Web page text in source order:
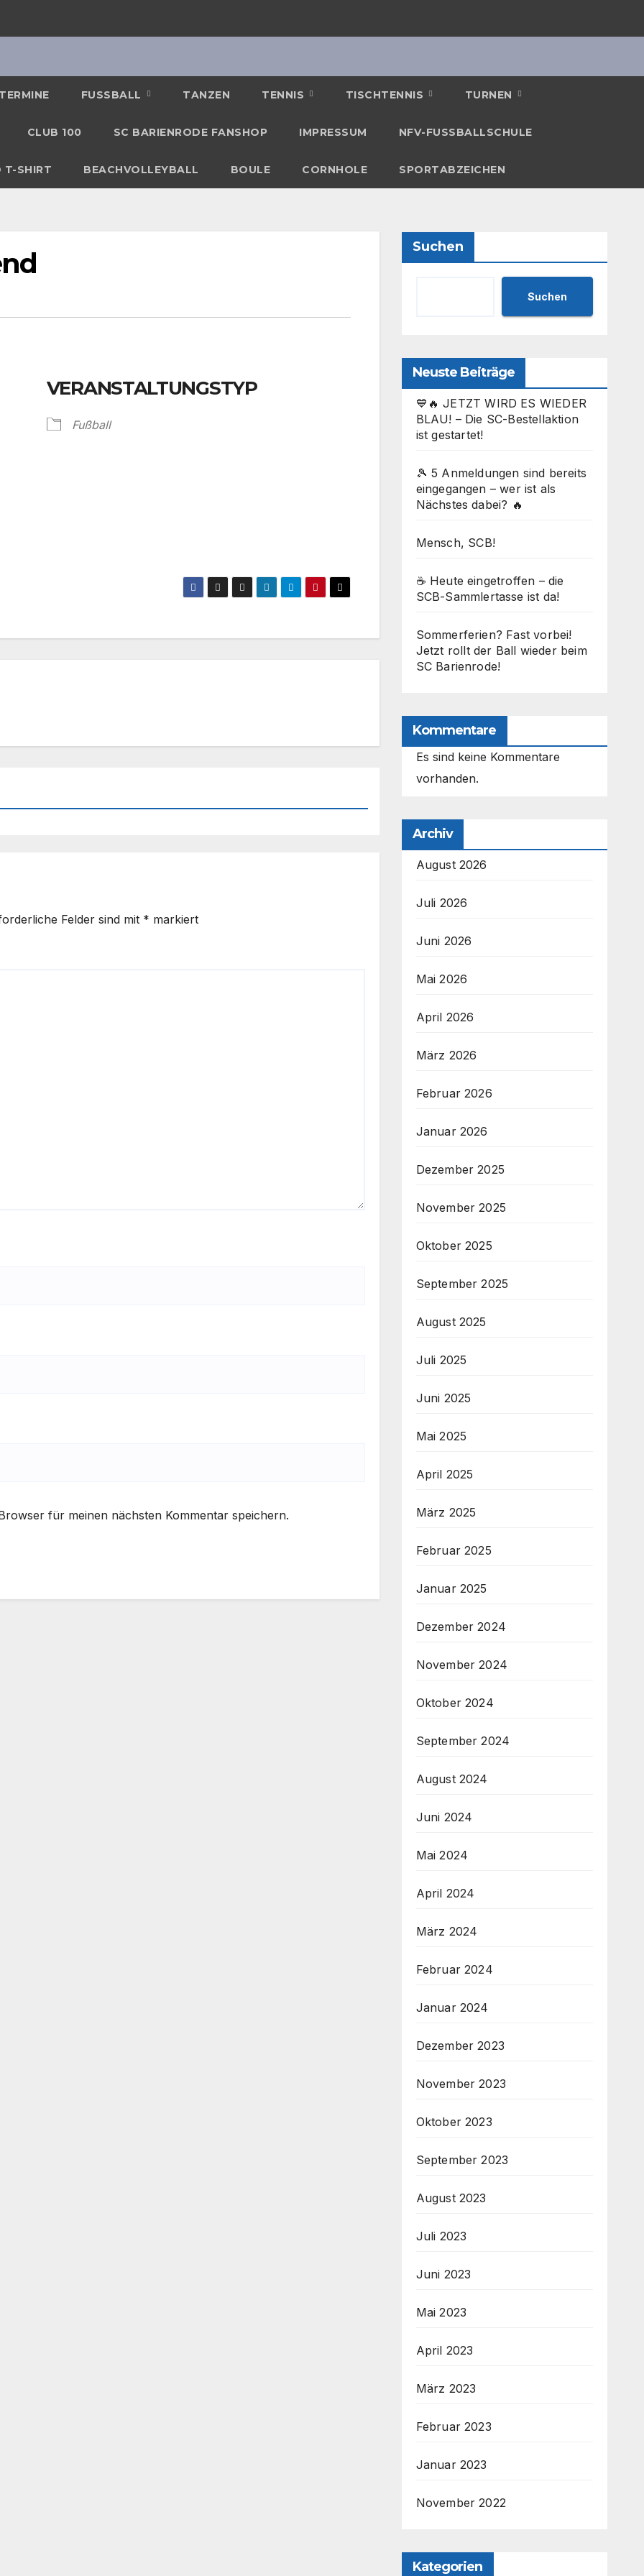
TERMINE FUSSBALL TANZEN TENNIS TISCHTENNIS TURNEN
CLUB 100 SC BARIENRODE FANSHOP IMPRESSUM NFV-FUSSBALLSCHULE
T-SHIRT BEACHVOLLEYBALL BOULE CORNHOLE SPORTABZEICHEN
VERANSTALTUNGSTYP
Fußball
Felder sind mit * markiert
für meinen nächsten Kommentar speichern.
Suchen
Suchen
Neuste Beiträge
💙🔥 JETZT WIRD ES WIEDER
BLAU! – Die SC-Bestellaktion
ist gestartet!
🎾 5 Anmeldungen sind bereits
eingegangen – wer ist als
Nächstes dabei? 🔥
Mensch, SCB!
☕ Heute eingetroffen – die
SCB-Sammlertasse ist da!
Sommerferien? Fast vorbei!
Jetzt rollt der Ball wieder beim
SC Barienrode!
Kommentare
Es sind keine Kommentare
vorhanden.
Archiv
August 2026
Juli 2026
Juni 2026
Mai 2026
April 2026
März 2026
Februar 2026
Januar 2026
Dezember 2025
November 2025
Oktober 2025
September 2025
August 2025
Juli 2025
Juni 2025
Mai 2025
April 2025
März 2025
Februar 2025
Januar 2025
Dezember 2024
November 2024
Oktober 2024
September 2024
August 2024
Juni 2024
Mai 2024
April 2024
März 2024
Februar 2024
Januar 2024
Dezember 2023
November 2023
Oktober 2023
September 2023
August 2023
Juli 2023
Juni 2023
Mai 2023
April 2023
März 2023
Februar 2023
Januar 2023
November 2022
Kategorien